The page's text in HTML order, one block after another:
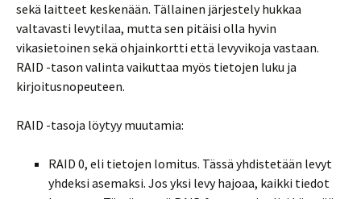
sekä laitteet keskenään. Tällainen järjestely hukkaa
valtavasti levytilaa, mutta sen pitäisi olla hyvin
vikasietoinen sekä ohjainkortti että levyvikoja vastaan.
RAID -tason valinta vaikuttaa myös tietojen luku ja
kirjoitusnopeuteen.
RAID -tasoja löytyy muutamia:
RAID 0, eli tietojen lomitus. Tässä yhdistetään levyt
yhdeksi asemaksi. Jos yksi levy hajoaa, kaikki tiedot